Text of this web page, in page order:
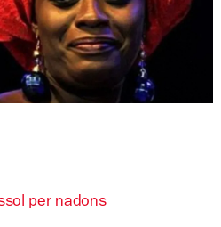
per nadons